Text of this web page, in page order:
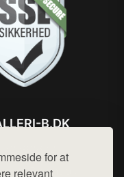
for at
relevant
B.DK
hej@want.dk